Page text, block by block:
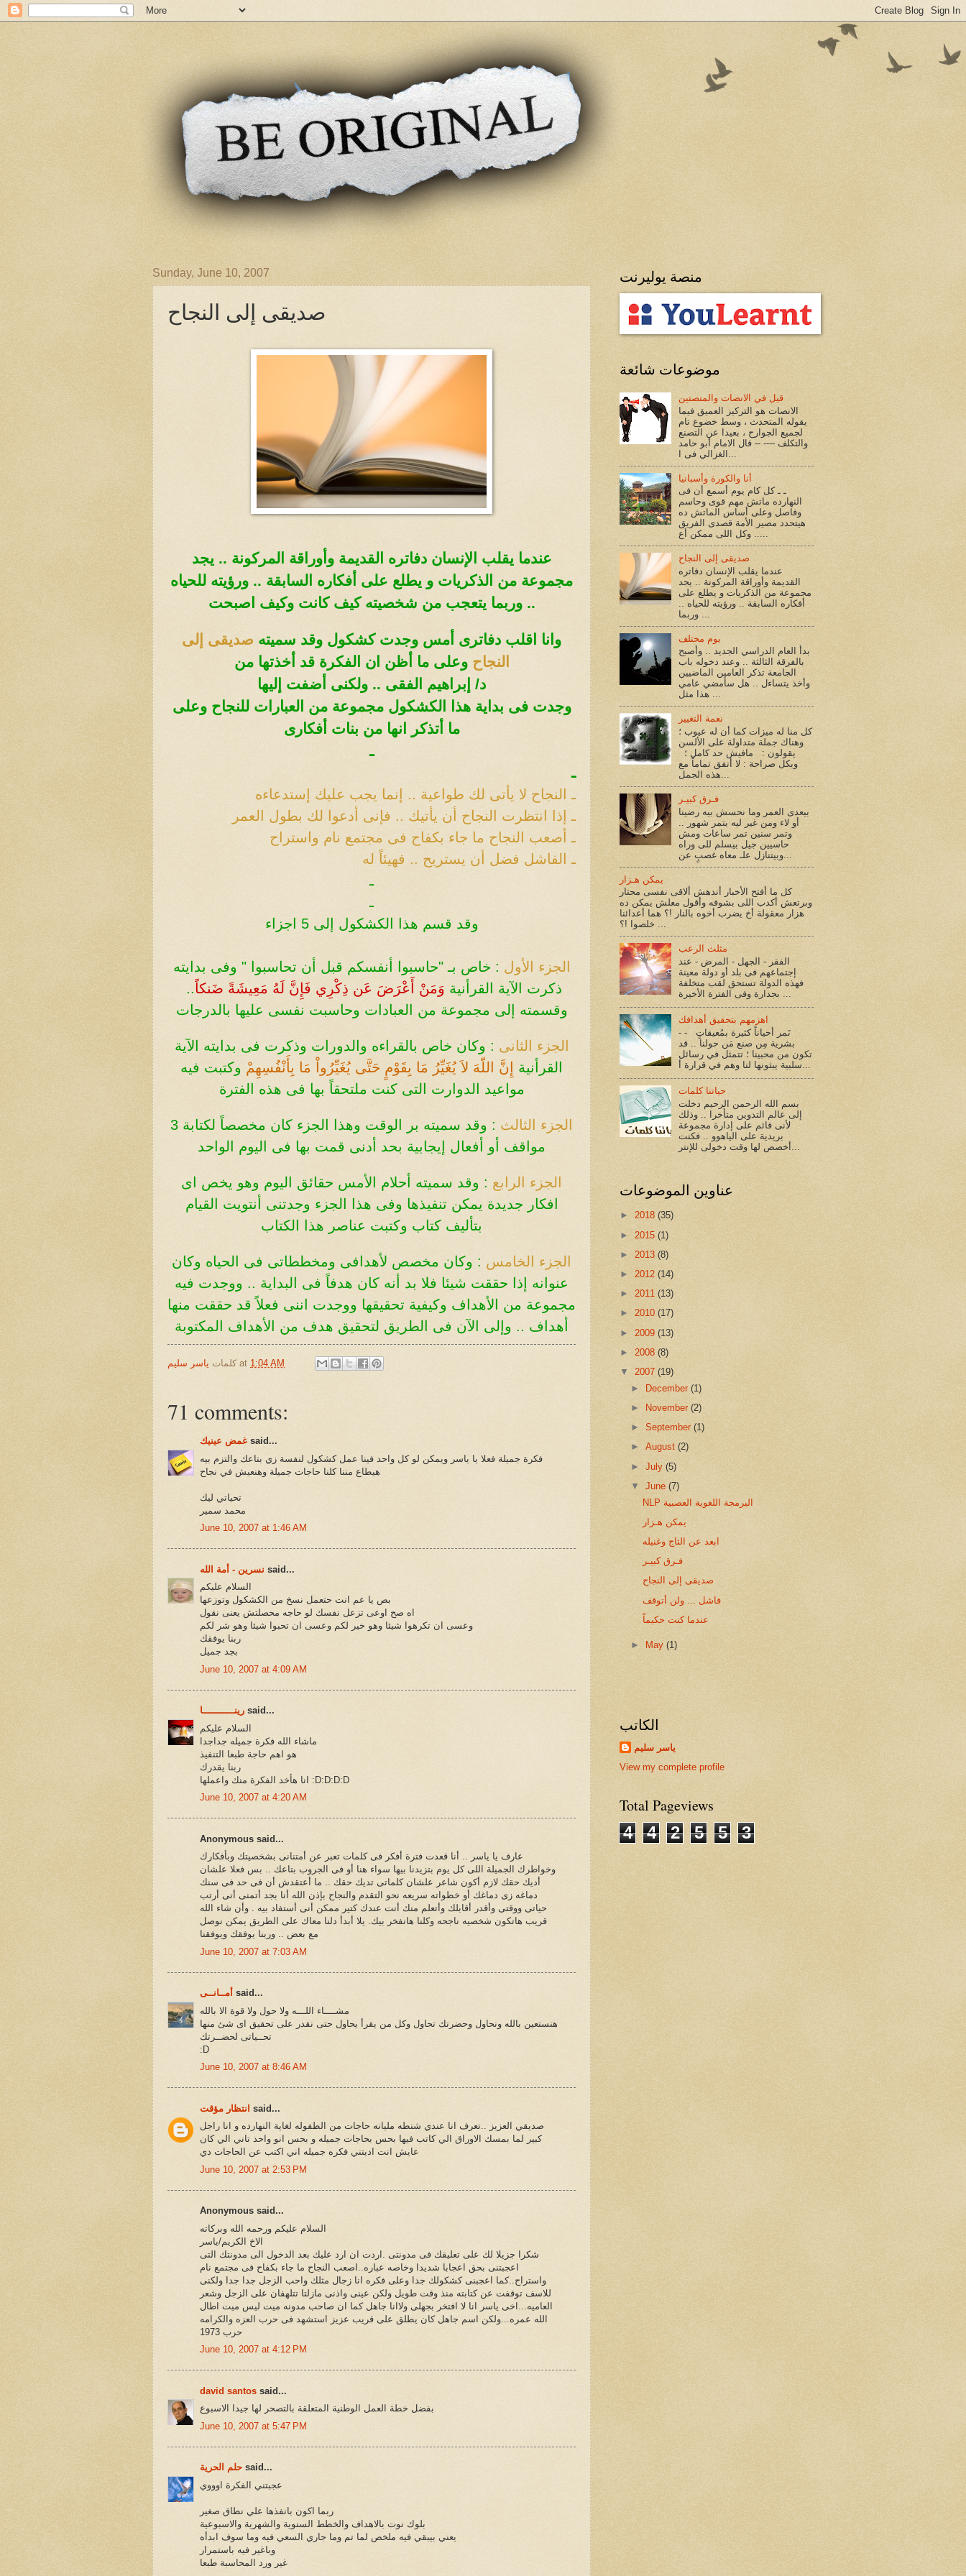
Sunday, June 10, 2007
صديقى إلى النجاح
عندما يقلب الإنسان دفاتره القديمة وأوراقة المركونة .. يجد
مجموعة من الذكريات و يطلع على أفكاره السابقة .. ورؤيته للحياه
.. وربما يتعجب من شخصيته كيف كانت وكيف اصبحت
وانا اقلب دفاترى أمس وجدت كشكول وقد سميته صديقى إلى
النجاح وعلى ما أظن ان الفكرة قد أخذتها من
د/ إبراهيم الفقى .. ولكنى أضفت إليها
وجدت فى بداية هذا الكشكول مجموعة من العبارات للنجاح وعلى
ما أتذكر انها من بنات أفكارى
ـ
ـ
ـ النجاح لا يأتى لك طواعية .. إنما يجب عليك إستدعاءه
ـ إذا انتظرت النجاح أن يأتيك .. فإنى أدعوا لك بطول العمر
ـ أصعب النجاح ما جاء بكفاح فى مجتمع نام واستراح
ـ الفاشل فضل أن يستريح .. فهيئاً له
ـ
ـ
وقد قسم هذا الكشكول إلى 5 اجزاء
الجزء الأول : خاص بـ "حاسبوا أنفسكم قبل أن تحاسبوا " وفى بدايته
ذكرت الآية القرأنية وَمَنْ أَعْرَضَ عَن ذِكْرِي فَإِنَّ لَهُ مَعِيشَةً ضَنكاً..
وقسمته إلى مجموعة من العبادات وحاسبت نفسى عليها بالدرجات
الجزء الثانى : وكان خاص بالقراءه والدورات وذكرت فى بدايته الآية
القرأنية
إِنَّ اللّهَ لاَ يُغَيِّرُ مَا بِقَوْمٍ حَتَّى يُغَيِّرُواْ مَا بِأَنْفُسِهِمْ وكتبت فيه
مواعيد الدوارت التى كنت ملتحقاً بها فى هذه الفترة
الجزء الثالث :
وقد سميته بر الوقت وهذا الجزء كان مخصصاً لكتابة 3
مواقف أو أفعال إيجابية بحد أدنى قمت بها فى اليوم الواحد
الجزء الرابع : وقد سميته أحلام الأمس حقائق اليوم وهو يخص اى
افكار جديدة يمكن تنفيذها وفى هذا الجزء وجدتنى أنتويت القيام
بتأليف كتاب وكتبت عناصر هذا الكتاب
الجزء الخامس : وكان مخصص لأهدافى ومخططاتى فى الحياه وكان
عنوانه إذا حققت شيئا فلا بد
أنه كان هدفاً فى البداية .. ووجدت فيه
مجموعة من الأهداف وكيفية تحقيقها ووجدت اننى فعلاً قد حققت منها
أهداف .. وإلى الآن فى الطريق لتحقيق هدف من
الأهداف المكتوبة
كلمات ياسر سليم at 1:04 AM
71 comments:
غمض عينيك said...
فكرة جميلة فعلا يا ياسر ويمكن لو كل واحد فينا عمل كشكول لنفسة زي بتاعك والتزم بيه
هيطاع مننا كلنا حاجات جميلة وهنعيش في نجاح
تحياتي ليك
محمد سمير
June 10, 2007 at 1:46 AM
نسرين - أمة الله said...
السلام عليكم
بص يا عم انت حتعمل نسخ من الكشكول وتوزعها
اه صح اوعى تزعل نفسك لو حاجه محصلتش يعنى نقول
وعسى ان تكرهوا شيئا وهو خير لكم وعسى ان تحبوا شيئا وهو شر لكم
ربنا يوفقك
بجد جميل
June 10, 2007 at 4:09 AM
رينـــــــــــا said...
السلام عليكم
ماشاء الله فكرة جميله جداجدا
هو اهم حاجة طبعا التنفيذ
ربنا يقدرك
انا هأخد الفكرة منك واعملها :D:D:D:D
June 10, 2007 at 4:20 AM
Anonymous said...
عارف يا ياسر .. أنا قعدت فترة أفكر فى كلمات تعبر عن أمتنانى بشخصيتك وبأفكارك
وخواطرك الجميلة اللى كل يوم بتزيدنا بيها سواء هنا أو فى الجروب بتاعك .. بس فعلا علشان
أديك حقك لازم أكون شاعر علشان كلماتى تديك حقك .. ما أعتقدش أن فى حد فى سنك
دماغه زى دماغك أو خطواته سريعه نحو التقدم والنجاح بإذن الله أنا بجد أتمنى أنى أرتب
حياتى ووقتى وأقدر أقابلك وأتعلم منك أنت عندك كتير ممكن أنى أستفاد بيه . وأن شاء الله
قريب هاتكون شخصيه ناجحه وكلنا هانفخر بيك. يلا أبدأ دلنا معاك على الطريق يمكن نوصل
مع بعض .. وربنا يوفقك ويوفقنا
June 10, 2007 at 7:03 AM
أمــانــى said...
مشــــاء اللـــه ولا حول ولا قوة الا بالله
هنستعين بالله ونحاول وحضرتك تحاول وكل من يقرأ يحاول حتى نقدر على تحقيق اى شئ منها
تحــياتى لحضــرتك
:D
June 10, 2007 at 8:46 AM
انتظار مؤقت said...
صديقي العزيز ..تعرف انا عندي شنطه مليانه حاجات من الطفوله لغاية النهارده و انا راجل
كبير لما بمسك الاوراق الي كاتب فيها بحس بحاجات جميله و بحس انو واحد تاني الي كان
عايش انت اديتني فكره جميله اني اكتب عن الحاجات دي
June 10, 2007 at 2:53 PM
Anonymous said...
السلام عليكم ورحمه الله وبركاته
الاخ الكريم/ياسر
شكرا جزيلا لك على تعليقك فى مدونتى .اردت ان ارد عليك بعد الدخول الى مدونتك التى
اعجبتنى بحق اعجابا شديدا وخاصه عباره..اصعب النجاح ما جاء بكفاح فى مجتمع نام
واستراح..كما اعجبنى كشكولك جدا وعلى فكره انا زجال مثلك واحب الزجل جدا جدا ولكنى
للاسف توقفت عن كتابته منذ وقت طويل ولكن عينى واذنى مازلتا تتلهفان على الزجل وشعر
العاميه...اخى ياسر انا لا افتخر بجهلى ولاانا جاهل كما ان صاحب مدونه ميت ليس ميت اطال
الله عمره...ولكن اسم جاهل كان يطلق على قريب عزيز استشهد فى حرب العزه والكرامه
حرب 1973
June 10, 2007 at 4:12 PM
david santos said...
بفضل خطة العمل الوطنية المتعلقة بالتصحر لها جيدا الاسبوع
June 10, 2007 at 5:47 PM
حلم الحرية said...
عجبتني الفكرة اوووي
ربما اكون بانفذها علي نطاق صغير
بلوك نوت بالاهداف والخطط السنوية والشهرية والاسبوعية
يعني بيبقي فيه ملخص لما تم وما جاري السعي فيه وما سوف ابدأه
وباغير فيه باستمرار
غير ورد المحاسبة طبعا
منصة يوليرنت
موضوعات شائعة
قيل في الانصات والمنصتين
الانصات هو التركيز العميق فيما
يقوله المتحدث ، وسط خضوع تام
لجميع الجوارح ، بعيدا عن التصنع
والتكلف ---- -- قال الامام أبو حامد
أنا والكورة وأسبانيا
ـ ـ كل كام يوم أسمع أن فى
النهارده ماتش مهم قوى وحاسم
وفاصل وعلى أساس الماتش ده
هيتحدد مصير الأمة قصدى الفريق
.. وكل اللى ممكن أع...
صديقى إلى النجاح
عندما يقلب الإنسان دفاتره
القديمة وأوراقة المركونة .. يجد
مجموعة من الذكريات و يطلع على
أفكاره السابقة .. ورؤيته للحياه ..
يوم مختلف
بدأ العام الدراسي الجديد .. وأصبح
بالفرقة الثالثة .. وعند دخوله باب
الجامعة تذكر العامين الماضيين
وأخذ يتساءل .. هل سأمضي عامي
هذا مثل ...
نعمة التغيير
كل منا له ميزات كما أن له عيوب ؛
وهناك جملة متداولة على الألسن
يقولون : مافيش حد كامل ؛
وبكل صراحة : لا أتفق تماماً مع
فـرق كبيـر
بيعدى العمر وما نحسش بيه رضينا
أو لاء ومن غير ليه بتمر شهور ..
وتمر سنين تمر ساعات ومش
حاسيين جيل بيسلم للى وراه
يمكن هـزار
كل ما أفتح الأخبار أندهش ألاقى نفسى محتار
وبرتعش أكدب اللى بشوفه وأقول معلش يمكن ده
هزار معقولة أخ يضرب أخوه بالنار !؟ هما أعدائنا
خلصوا !؟ ...
مثلث الرعب
الفقر - الجهل - المرض - عند
إجتماعهم فى بلد أو دولة معينة
فهذه الدولة تستحق لقب متخلفة
اهزمهم بتحقيق أهدافك
- - نَمر أحياناً كثيرة بمُعيقاتٍ
بشرية مِن صنع مَن حولنا .. قد
تكون من محبينا ؛ تتمثل في رسائل
حياتنا كلمات
بسم الله الرحمن الرحيم دخلت
إلى عالم التدوين متأخرا .. وذلك
لأنى قائم على إدارة مجموعة
بريدية على الياهوو .. فكنت
عناوين الموضوعات
► 2018 (35)
► 2015 (1)
► 2013 (8)
► 2012 (14)
► 2011 (13)
► 2010 (17)
► 2009 (13)
► 2008 (8)
▼ 2007 (19)
►
December(1)
►
November(2)
►September(1)
►August(2)
►July(5)
▼June(7)
NLP البرمجة اللغوية العصبية
يمكن هـزار
ابعد عن التاج وغنيله
فـرق كبيـر
صديقى إلى النجاح
فاشل ... ولن أتوقف
عندما كنت حكيماً
► May(1)
الكاتب
ياسر سليم
View my complete profile
Total Pageviews
4
4 2 5 5 3